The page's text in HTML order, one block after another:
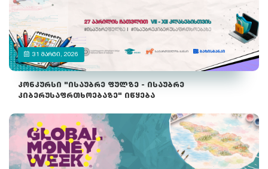
31 ᲛᲐᲠᲢᲘ, 2026
კონკურსი "ისაუბრე ფულზე - ისაუბრე
კიბერუსაფრთხოებაზე" იწყება